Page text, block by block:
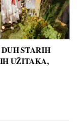
STARIH
UŽITAKA,